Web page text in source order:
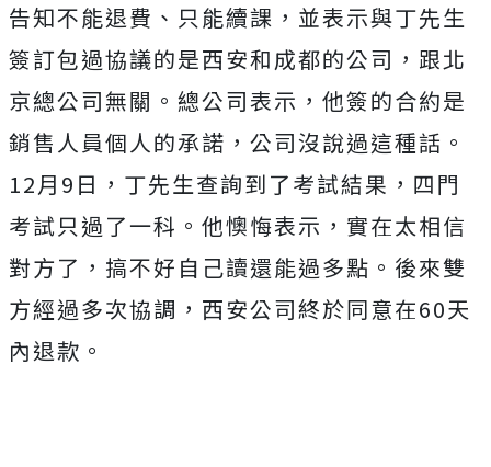
告知不能退費、只能續課，並表示與丁先生
簽訂包過協議的是西安和成都的公司，跟北
京總公司無關。總公司表示，他簽的合約是
銷售人員個人的承諾，公司沒說過這種話。
12月9日，丁先生查詢到了考試結果，四門
考試只過了一科。他懊悔表示，實在太相信
對方了，搞不好自己讀還能過多點。後來雙
方經過多次協調，西安公司終於同意在60天
內退款。